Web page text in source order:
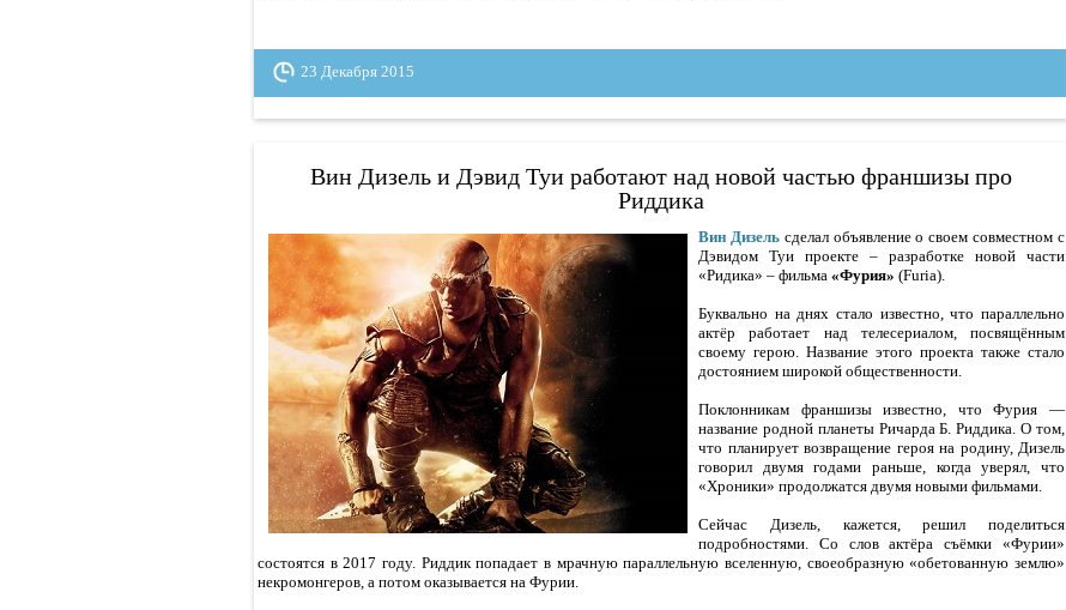
23 Декабря 2015
Вин Дизель и Дэвид Туи работают над новой частью франшизы про
Риддика
Вин Дизельсделал объявление о своем совместном с
Дэвидом Туи проекте – разработке новой части
«Ридика» – фильма «Фурия» (Furia).
Буквально на днях стало известно, что параллельно
актёр работает над телесериалом, посвящённым
своему герою. Название этого проекта также стало
достоянием широкой общественности.
Поклонникам франшизы известно, что Фурия —
название родной планеты Ричарда Б. Риддика. О том,
что планирует возвращение героя на родину, Дизель
говорил двумя годами раньше, когда уверял, что
«Хроники» продолжатся двумя новыми фильмами.
Сейчас Дизель, кажется, решил поделиться
подробностями. Со слов актёра съёмки «Фурии»
состоятся в 2017 году. Риддик попадает в мрачную параллельную вселенную, своеобразную «обетованную землю»
некромонгеров, а потом оказывается на Фурии.